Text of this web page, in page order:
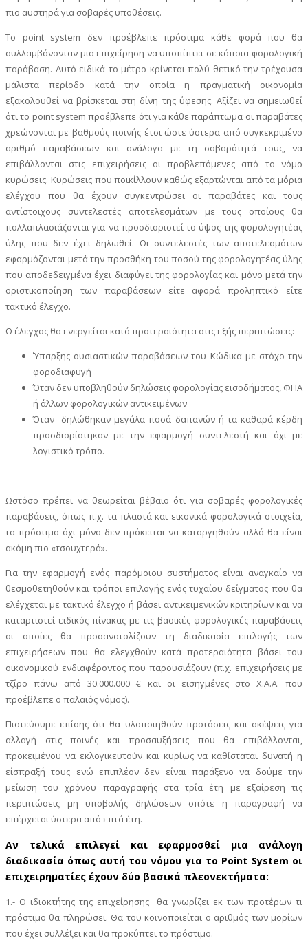
πιο αυστηρά για σοβαρές υποθέσεις.
Το point system δεν προέβλεπε πρόστιμα κάθε φορά που θα
συλλαμβάνονταν μια επιχείρηση να υποπίπτει σε κάποια φορολογική
παράβαση. Αυτό ειδικά το μέτρο κρίνεται πολύ θετικό την τρέχουσα
μάλιστα περίοδο κατά την οποία η πραγματική οικονομία
εξακολουθεί να βρίσκεται στη δίνη της ύφεσης. Αξίζει να σημειωθεί
ότι το point system προέβλεπε ότι για κάθε παράπτωμα οι παραβάτες
χρεώνονται με βαθμούς ποινής έτσι ώστε ύστερα από συγκεκριμένο
αριθμό παραβάσεων και ανάλογα με τη σοβαρότητά τους, να
επιβάλλονται στις επιχειρήσεις οι προβλεπόμενες από το νόμο
κυρώσεις. Κυρώσεις που ποικίλλουν καθώς εξαρτώνται από τα μόρια
ελέγχου που θα έχουν συγκεντρώσει οι παραβάτες και τους
αντίστοιχους συντελεστές αποτελεσμάτων με τους οποίους θα
πολλαπλασιάζονται για να προσδιοριστεί το ύψος της φορολογητέας
ύλης που δεν έχει δηλωθεί. Οι συντελεστές των αποτελεσμάτων
εφαρμόζονται μετά την προσθήκη του ποσού της φορολογητέας ύλης
που αποδεδειγμένα έχει διαφύγει της φορολογίας και μόνο μετά την
οριστικοποίηση των παραβάσεων είτε αφορά προληπτικό είτε
τακτικό έλεγχο.
Ο έλεγχος θα ενεργείται κατά προτεραιότητα στις εξής περιπτώσεις:
Ύπαρξης ουσιαστικών παραβάσεων του Κώδικα με στόχο την
φοροδιαφυγή
Όταν δεν υποβληθούν δηλώσεις φορολογίας εισοδήματος, ΦΠΑ
ή άλλων φορολογικών αντικειμένων
Όταν δηλώθηκαν μεγάλα ποσά δαπανών ή τα καθαρά κέρδη
προσδιορίστηκαν με την εφαρμογή συντελεστή και όχι με
λογιστικό τρόπο.
Ωστόσο πρέπει να θεωρείται βέβαιο ότι για σοβαρές φορολογικές
παραβάσεις, όπως π.χ. τα πλαστά και εικονικά φορολογικά στοιχεία,
τα πρόστιμα όχι μόνο δεν πρόκειται να καταργηθούν αλλά θα είναι
ακόμη πιο «τσουχτερά».
Για την εφαρμογή ενός παρόμοιου συστήματος είναι αναγκαίο να
θεσμοθετηθούν και τρόποι επιλογής ενός τυχαίου δείγματος που θα
ελέγχεται με τακτικό έλεγχο ή βάσει αντικειμενικών κριτηρίων και να
καταρτιστεί ειδικός πίνακας με τις βασικές φορολογικές παραβάσεις
οι οποίες θα προσανατολίζουν τη διαδικασία επιλογής των
επιχειρήσεων που θα ελεγχθούν κατά προτεραιότητα βάσει του
οικονομικού ενδιαφέροντος που παρουσιάζουν (π.χ. επιχειρήσεις με
τζίρο πάνω από 30.000.000 € και οι εισηγμένες στο Χ.Α.Α. που
προέβλεπε ο παλαιός νόμος).
Πιστεύουμε επίσης ότι θα υλοποιηθούν προτάσεις και σκέψεις για
αλλαγή στις ποινές και προσαυξήσεις που θα επιβάλλονται,
προκειμένου να εκλογικευτούν και κυρίως να καθίσταται δυνατή η
είσπραξή τους ενώ επιπλέον δεν είναι παράξενο να δούμε την
μείωση του χρόνου παραγραφής στα τρία έτη με εξαίρεση τις
περιπτώσεις μη υποβολής δηλώσεων οπότε η παραγραφή να
επέρχεται ύστερα από επτά έτη.
Αν τελικά επιλεγεί και εφαρμοσθεί μια ανάλογη
διαδικασία όπως αυτή του νόμου για το Point System οι
επιχειρηματίες έχουν δύο βασικά πλεονεκτήματα:
1.- Ο ιδιοκτήτης της επιχείρησης θα γνωρίζει εκ των προτέρων τι
πρόστιμο θα πληρώσει. Θα του κοινοποιείται ο αριθμός των μορίων
που έχει συλλέξει και θα προκύπτει το πρόστιμο.